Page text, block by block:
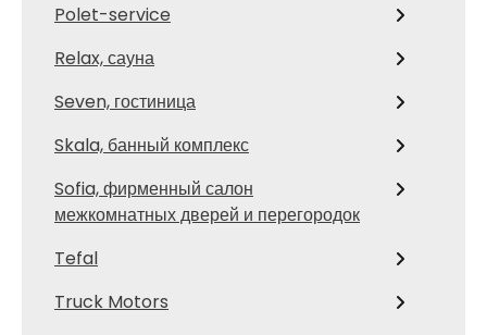
Polet-service
Relax, сауна
Seven, гостиница
Skala, банный комплекс
Sofia, фирменный салон
межкомнатных дверей и перегородок
Tefal
Truck Motors